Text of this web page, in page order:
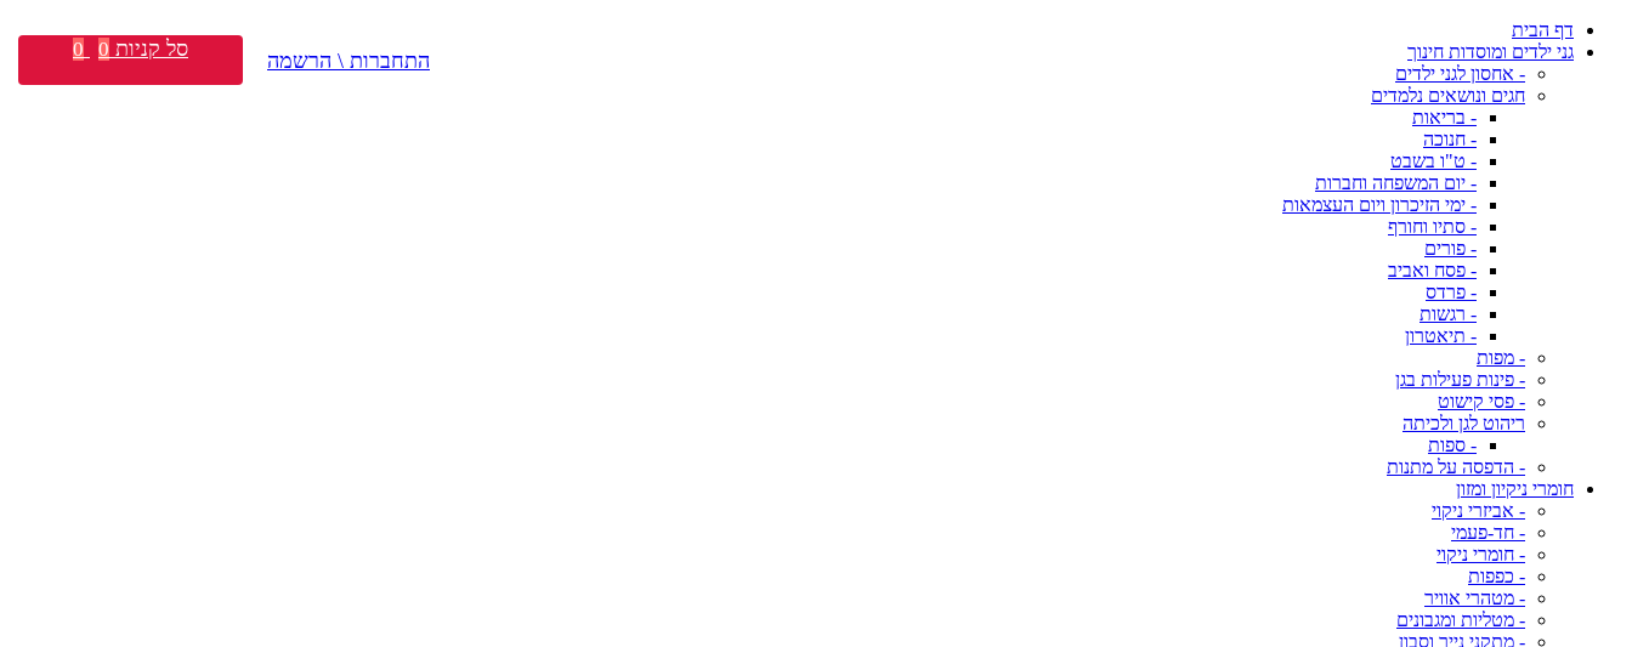
דף הבית
גני ילדים ומוסדות חינוך
- אחסון לגני ילדים
חגים ונושאים נלמדים
- בריאות
- חנוכה
- ט"ו בשבט
- יום המשפחה וחברות
- ימי הזיכרון ויום העצמאות
- סתיו וחורף
- פורים
- פסח ואביב
- פרדס
- רגשות
- תיאטרון
- מפות
- פינות פעילות בגן
- פסי קישוט
ריהוט לגן ולכיתה
- ספות
- הדפסה על מתנות
חומרי ניקיון ומזון
- אביזרי ניקוי
- חד-פעמי
- חומרי ניקוי
- כפפות
- מטהרי אוויר
- מטליות ומגבונים
- מתקני נייר וסבון
התחברות \ הרשמה סל קניות 0
0